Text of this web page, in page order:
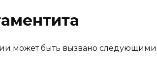
может быть вызвано